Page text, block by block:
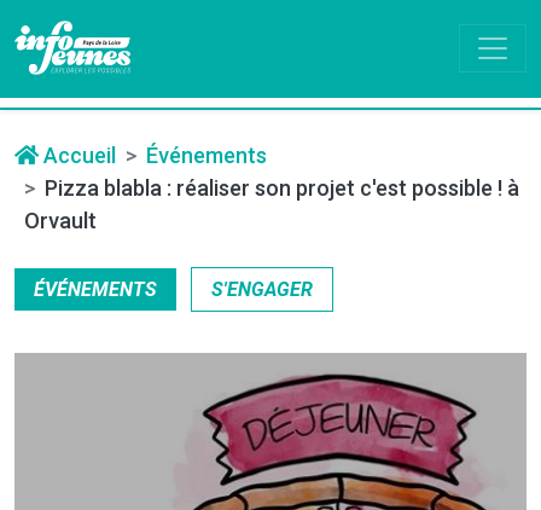
Accueil
Événements
Pizza blabla : réaliser son projet c'est possible ! à
Orvault
ÉVÉNEMENTS S'ENGAGER